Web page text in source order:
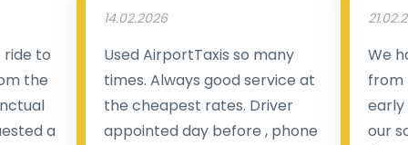
to
the
a
14.02.2026
Used AirportTaxis so many
times. Always good service at
the cheapest rates. Driver
appointed day before , phone
We
from
early
our